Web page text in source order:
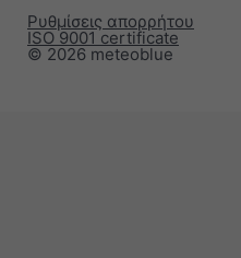
© 2026 meteoblue
ISO 9001 certificate
Ρυθμίσεις απορρήτου